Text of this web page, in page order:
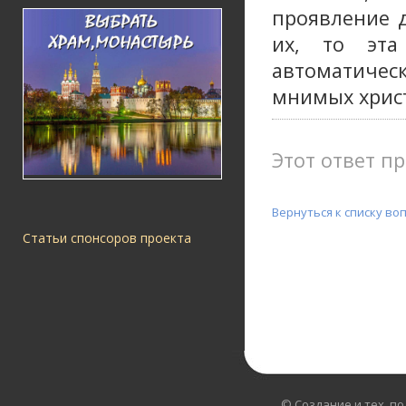
Статьи спонсоров проекта
проявление
их, то эта
мнимых
Этот ответ
Вернуться к списку